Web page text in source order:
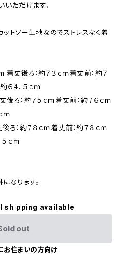
いただけます。
ットソー生地なのでストレスなく着
着丈後ろ：約７３ｃｍ着丈前：約７
６４．５ｃｍ
後ろ：約７５ｃｍ着丈前：約７６ｃｍ
ｍ
ろ：約７８ｃｍ着丈前：約７８ｃｍ
ｃｍ
なります。
shipping available
out
お住まいの方向け